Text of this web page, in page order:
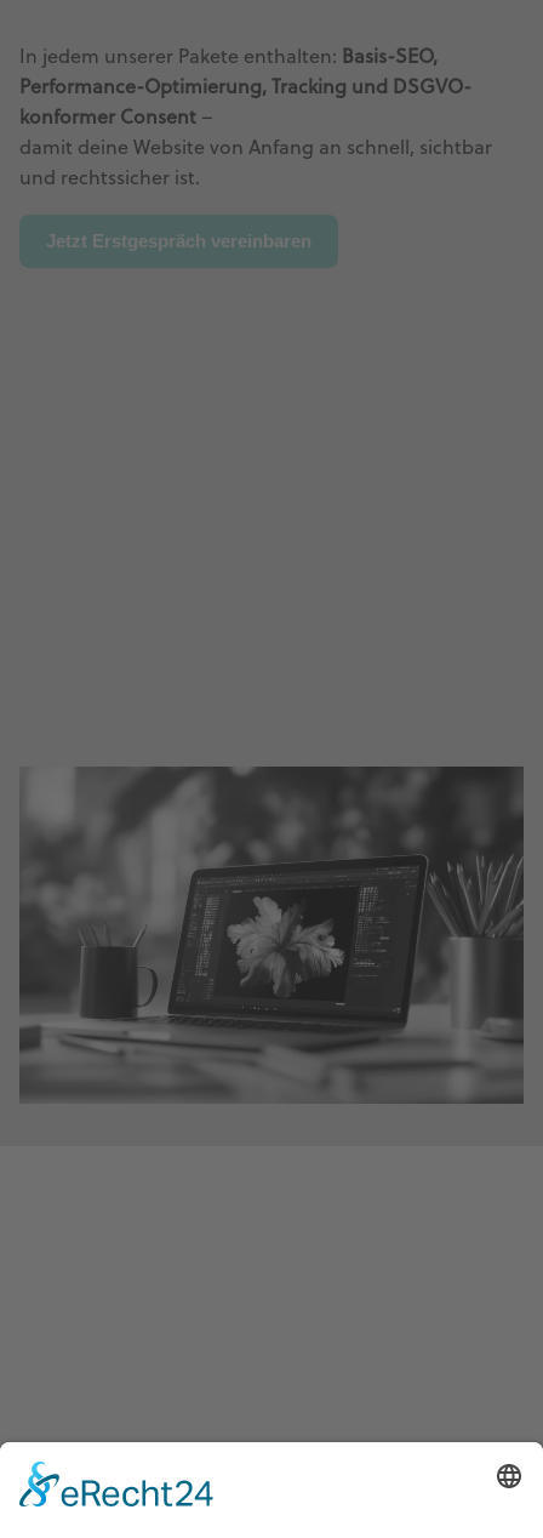
In jedem unserer Pakete enthalten: Basis-SEO,
Performance-Optimierung, Tracking und DSGVO-
konformer Consent –
damit deine Website von Anfang an schnell, sichtbar
und rechtssicher ist.
Jetzt Erstgespräch vereinbaren